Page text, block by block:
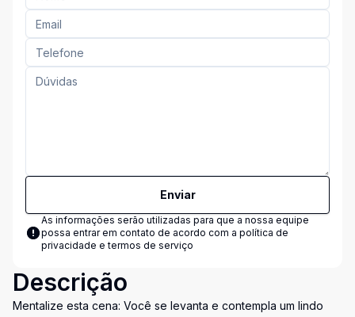
Enviar
As informações serão utilizadas para que a nossa equipe
possa entrar em contato de acordo com a política de
privacidade e termos de serviço
Descrição
Mentalize esta cena: Você se levanta e contempla um lindo